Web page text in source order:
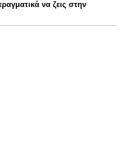
να ζεις στην